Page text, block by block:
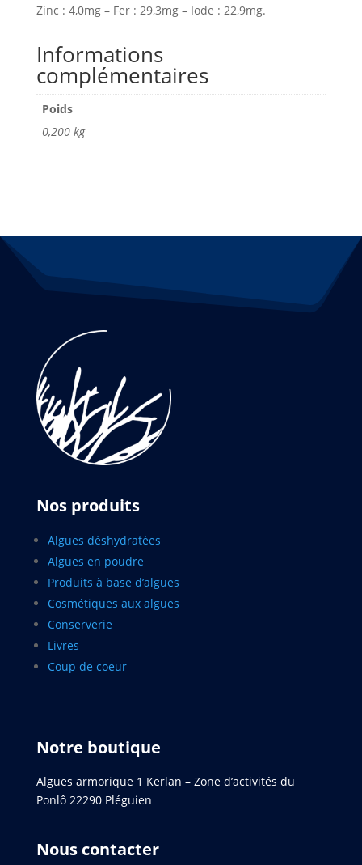
Zinc : 4,0mg – Fer : 29,3mg – Iode : 22,9mg.
Informations
complémentaires
Poids
0,200 kg
Nos produits
Algues déshydratées
Algues en poudre
Produits à base d’algues
Cosmétiques aux algues
Conserverie
Livres
Coup de coeur
Notre boutique
Algues armorique 1 Kerlan – Zone d’activités du
Ponlô 22290 Pléguien
Nous contacter